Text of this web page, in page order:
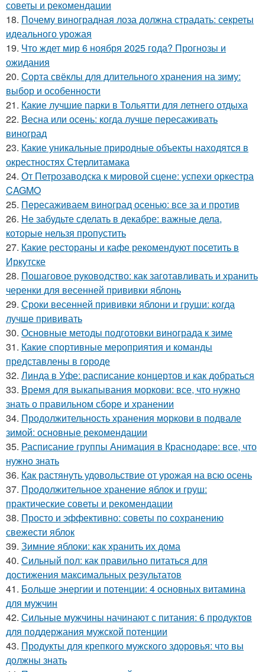
советы и рекомендации
18. Почему виноградная лоза должна страдать: секреты
идеального урожая
19. Что ждет мир 6 ноября 2025 года? Прогнозы и
ожидания
20. Сорта свёклы для длительного хранения на зиму:
выбор и особенности
21. Какие лучшие парки в Тольятти для летнего отдыха
22. Весна или осень: когда лучше пересаживать
виноград
23. Какие уникальные природные объекты находятся в
окрестностях Стерлитамака
24. От Петрозаводска к мировой сцене: успехи оркестра
CAGMO
25. Пересаживаем виноград осенью: все за и против
26. Не забудьте сделать в декабре: важные дела,
которые нельзя пропустить
27. Какие рестораны и кафе рекомендуют посетить в
Иркутске
28. Пошаговое руководство: как заготавливать и хранить
черенки для весенней прививки яблонь
29. Сроки весенней прививки яблони и груши: когда
лучше прививать
30. Основные методы подготовки винограда к зиме
31. Какие спортивные мероприятия и команды
представлены в городе
32. Линда в Уфе: расписание концертов и как добраться
33. Время для выкапывания моркови: все, что нужно
знать о правильном сборе и хранении
34. Продолжительность хранения моркови в подвале
зимой: основные рекомендации
35. Расписание группы Анимация в Краснодаре: все, что
нужно знать
36. Как растянуть удовольствие от урожая на всю осень
37. Продолжительное хранение яблок и груш:
практические советы и рекомендации
38. Просто и эффективно: советы по сохранению
свежести яблок
39. Зимние яблоки: как хранить их дома
40. Сильный пол: как правильно питаться для
достижения максимальных результатов
41. Больше энергии и потенции: 4 основных витамина
для мужчин
42. Сильные мужчины начинают с питания: 6 продуктов
для поддержания мужской потенции
43. Продукты для крепкого мужского здоровья: что вы
должны знать